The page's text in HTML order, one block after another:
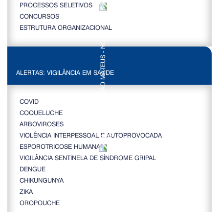
PROCESSOS SELETIVOS
CONCURSOS
ESTRUTURA ORGANIZACIONAL
ALERTAS: VIGILÂNCIA EM SAÚDE
COVID
COQUELUCHE
ARBOVIROSES
VIOLÊNCIA INTERPESSOAL E AUTOPROVOCADA
ESPOROTRICOSE HUMANA
VIGILÂNCIA SENTINELA DE SÍNDROME GRIPAL
DENGUE
CHIKUNGUNYA
ZIKA
OROPOUCHE